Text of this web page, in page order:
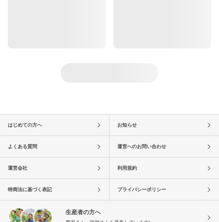
はじめての方へ お知らせ
よくある質問 運営へのお問い合わせ
運営会社 利用規約
特商法に基づく表記 プライバシーポリシー
生産者の方へ